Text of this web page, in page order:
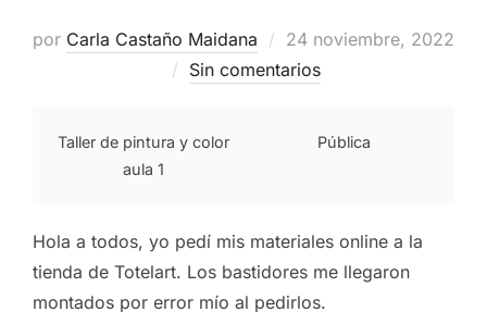
por Carla Castaño Maidana
Publicado
el
24 noviembre, 2022
Sin comentarios
Taller de pintura y color
aula 1
Pública
Hola a todos, yo pedí mis materiales online a la
tienda de Totelart. Los bastidores me llegaron
montados por error mío al pedirlos.